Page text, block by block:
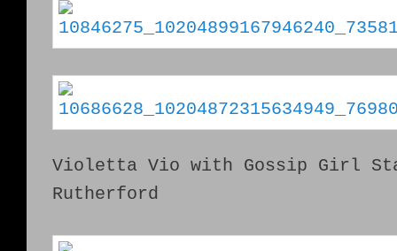
Violetta Vio with Gossip Girl
Rutherford